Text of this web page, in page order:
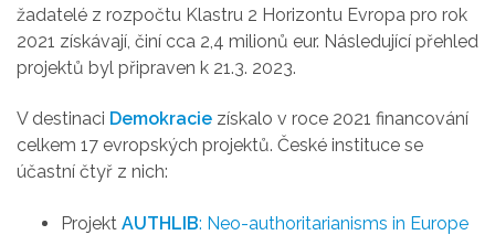
žadatelé z rozpočtu Klastru 2 Horizontu Evropa pro rok
2021 získávají, činí cca 2,4 milionů eur. Následující přehled
projektů byl připraven k 21.3. 2023.
V destinaci Demokracie získalo v roce 2021 financování
celkem 17 evropských projektů. České instituce se
účastní čtyř z nich:
Projekt AUTHLIB: Neo-authoritarianisms in Europe